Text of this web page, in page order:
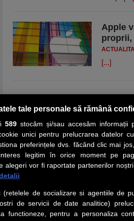
Apple
proprii,
[...]
PRIMA PAGINĂ
Social
Urmareste-ne pe Facebook
iarul
tale personale să rămână
589stocăm și/sau accesăm informații
unici pentru prelucrarea datelor
preferințele dvs. făcând clic mai
legitim în orice moment pe
alegeri vor fi raportate partenerilor
(retelele de socializare si agentiile de
de servicii de date analitice)
functioneze, pentru a personaliza